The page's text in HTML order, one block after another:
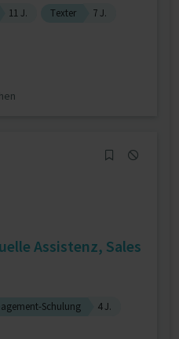
11 J. Texter 7 J.
Assistenz, Sales
Schulung
4 J.